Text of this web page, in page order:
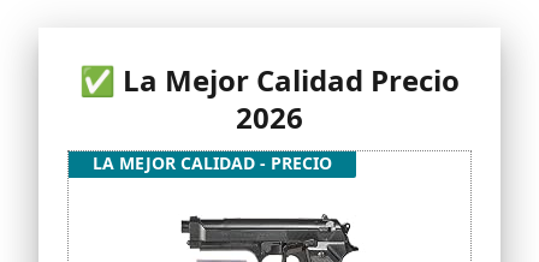
✅ La Mejor Calidad Precio
2026
LA MEJOR CALIDAD - PRECIO